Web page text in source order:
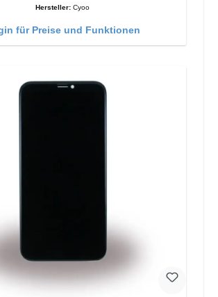
Hersteller: Cyoo
für Preise und Funktionen